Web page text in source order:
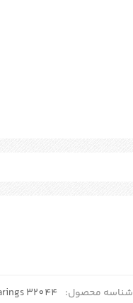
شناسه محصول: 32044